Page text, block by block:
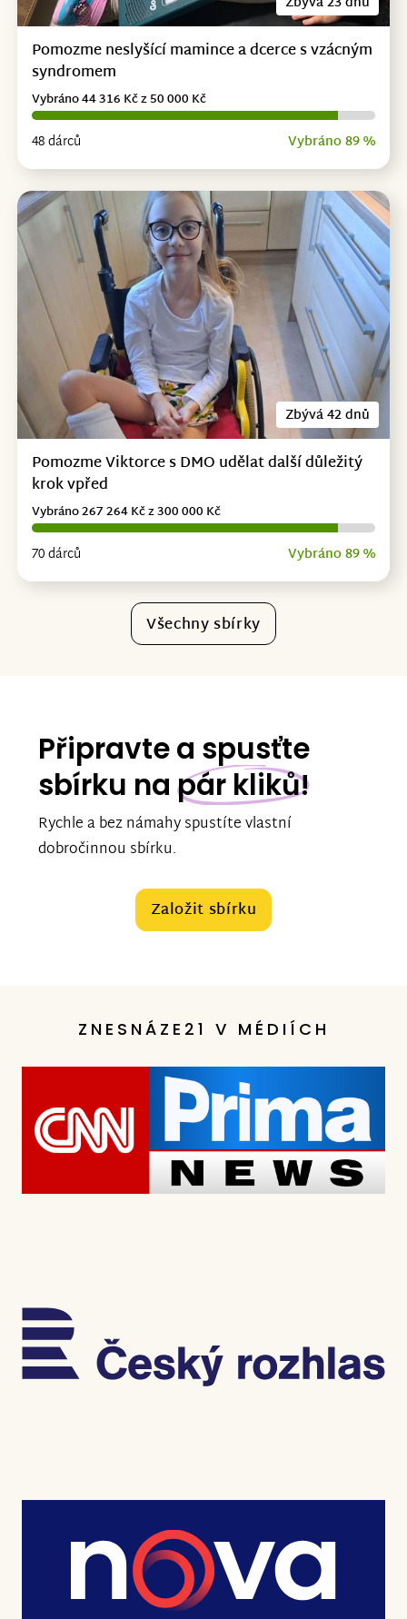
Pomozme neslyšící mamince a dcerce s vzácným
syndromem
48 dárců Vybráno 89 %
Vybráno 44 316 Kč z 50 000 Kč
Zbývá 42 dnů
Pomozme Viktorce s DMO udělat další důležitý
krok vpřed
70 dárců Vybráno 89 %
Vybráno 267 264 Kč z 300 000 Kč
Všechny sbírky
Připravte a spusťte
sbírku na pár kliků!
Rychle a bez námahy spustíte vlastní
dobročinnou sbírku.
Založit sbírku
ZNESNÁZE21 V MÉDIÍCH